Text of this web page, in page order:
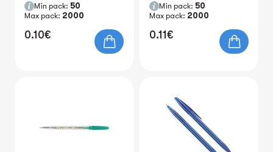
Min pack: 50
Max pack: 2000
0.10€
Min pack: 50
Max pack: 2000
0.11€